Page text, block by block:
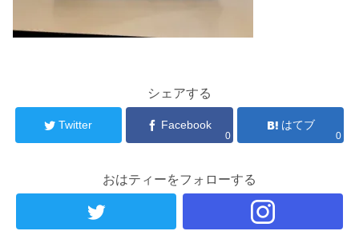
シェアする
Twitter Facebook
0
はてブ
0
おはティーをフォローする